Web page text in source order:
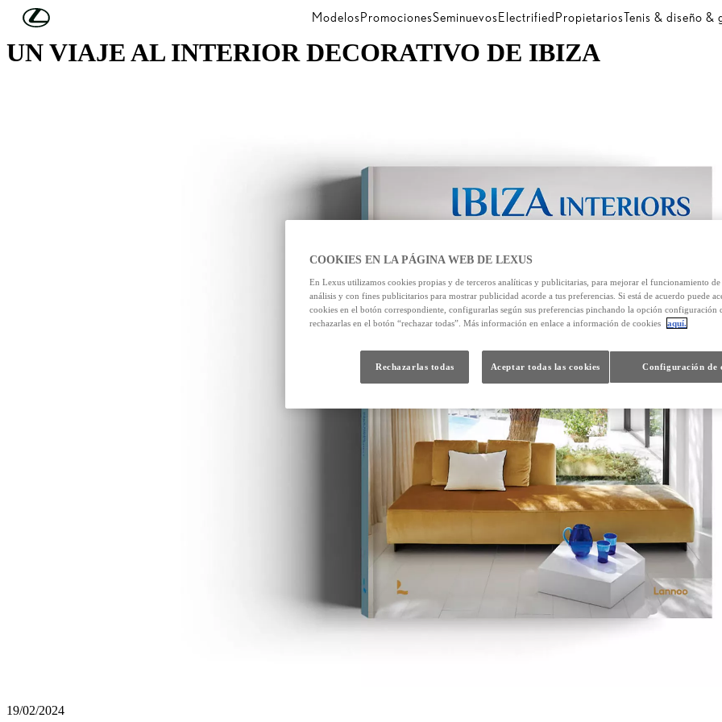
Skip to Main Content ModelosPromocionesSeminuevosElectrifiedPropietariosTenis & diseño &
UN VIAJE AL INTERIOR DECORATIVO DE IBIZA
19/02/2024
COOKIES EN LA PÁGINA WEB DE LEXUS
En Lexus utilizamos cookies propias y de terceros analíticas y publicitarias, para mejorar el funcionamiento
análisis y con fines publicitarios para mostrar publicidad acorde a tus preferencias. Si está de acuerdo puede
cookies en el botón correspondiente, configurarlas según sus preferencias pinchando la opción configuración
rechazarlas en el botón “rechazar todas”. Más información en enlace a información de cookies
aquí.
Configuración de
Rechazarlas todas Aceptar todas las cookies